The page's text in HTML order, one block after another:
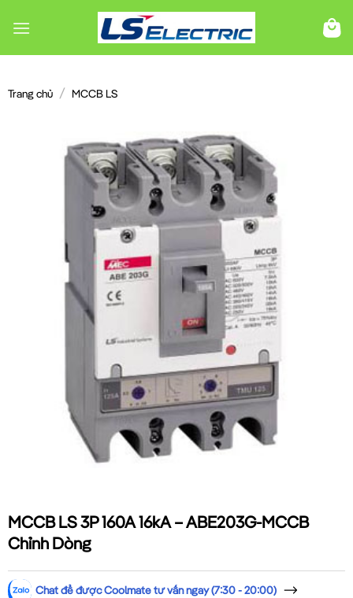
đến
Trang chủ / MCCB LS
MCCB LS 3P 160A 16kA – ABE203G-MCCB
Chỉnh Dòng
Chat để được Coolmate tư vấn ngay (7:30 - 20:00)